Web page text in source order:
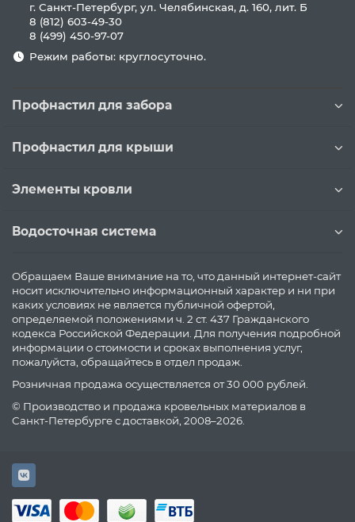
г. Санкт-Петербург, ул. Челябинская, д. 160, лит. Б
8 (812) 603-49-30
8 (499) 450-97-07
Режим работы: круглосуточно.
Профнастил для забора
Профнастил для крыши
Элементы кровли
Водосточная система
Обращаем Ваше внимание на то, что данный интернет-сайт
носит исключительно информационный характер и ни при
каких условиях не является публичной офертой,
определяемой положениями ч. 2 ст. 437 Гражданского
кодекса Российской Федерации. Для получения подробной
информации о стоимости и сроках выполнения услуг,
пожалуйста, обращайтесь в отдел продаж.
Розничная продажа осуществляется от 30 000 рублей.
© Производство и продажа кровельных материалов в
Санкт-Петербурге с доставкой, 2008–2026.